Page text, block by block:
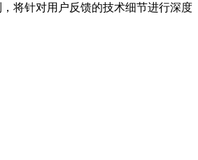
将针对用户反馈的技术细节进行深度